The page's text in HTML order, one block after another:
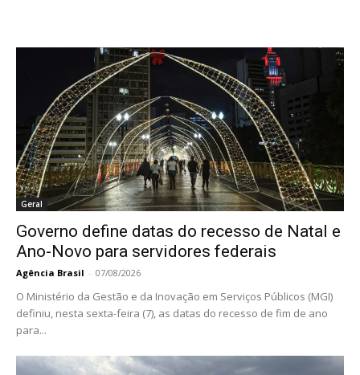
Geral
Governo define datas do recesso de Natal e
Ano-Novo para servidores federais
Agência Brasil - 07/08/2026
O Ministério da Gestão e da Inovação em Serviços Públicos (MGI)
definiu, nesta sexta-feira (7), as datas do recesso de fim de ano
para...